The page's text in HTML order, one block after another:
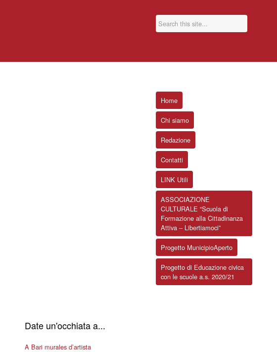
Date un'occhiata a...
A Bari murales d’artista
Home
Chi siamo
Redazione
Contatti
LINK Utili
ASSOCIAZIONE
CULTURALE “Scuola di
Formazione alla Cittadinanza
Attiva – Libertiamoci”
Progetto MunicipioAperto
Progetto di Educazione civica
con le scuole a.s. 2020/21